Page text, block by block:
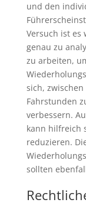
und den
Versuch ist es
genau zu
zu arbeiten,
sich,
Fahrstunden
verbessern.
kann hilfreich
reduzieren.
sollten